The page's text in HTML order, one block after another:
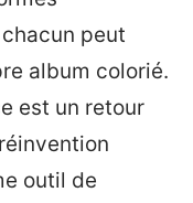
peut
album colorié.
est un retour
outil de